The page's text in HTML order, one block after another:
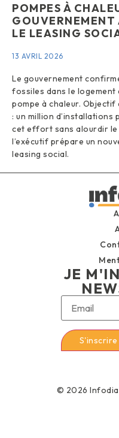
POMPES À
GOUVERNEMENT
LE LEASING
13 AVRIL 2026
Le gouvernement
fossiles dans le logement
pompe à chaleur.
: un million d’installations
cet effort sans alourdir le
l’exécutif prépare un
leasing social.
JE
© 2026